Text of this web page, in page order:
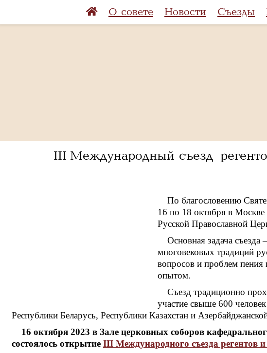
О совете Новости Съезды
III Международный съезд
По благословению
16 по 18 октября в
Русской Православной
Основная задача съезда
многовековых традиций
вопросов и проблем
опытом.
Съезд традиционно
участие свыше 600
Республики Беларусь, Республики Казахстан и
16 октября 2023 в Зале церковных соборов
состоялось открытие III Международного съезда регентов